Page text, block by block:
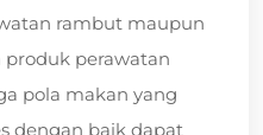
rambut maupun
perawatan
pola makan yang
dengan baik dapat